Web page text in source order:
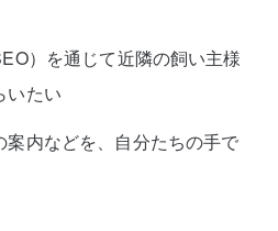
）を通じて近隣の飼い主様
いたい
内などを、自分たちの手で